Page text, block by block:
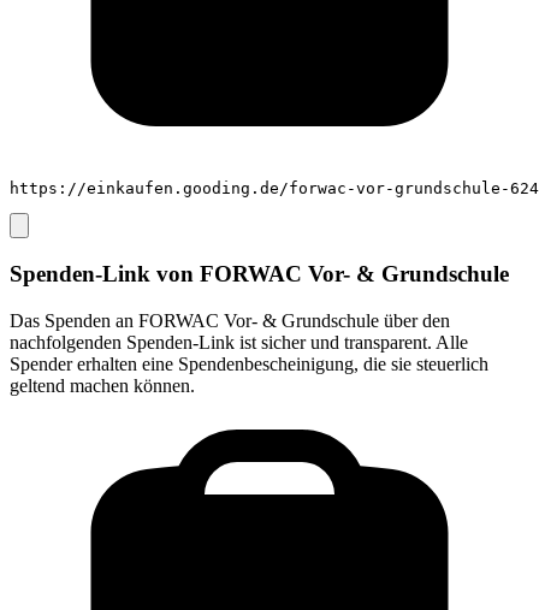
https://einkaufen.gooding.de/forwac-vor-grundschule-
Spenden-Link von FORWAC Vor- & Grundschule
Das Spenden an FORWAC Vor- & Grundschule über den
nachfolgenden Spenden-Link ist sicher und transparent. Alle
Spender erhalten eine Spendenbescheinigung, die sie steuerlich
geltend machen können.